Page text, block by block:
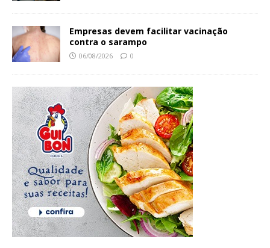
Empresas devem facilitar vacinação
contra o sarampo
06/08/2026 0